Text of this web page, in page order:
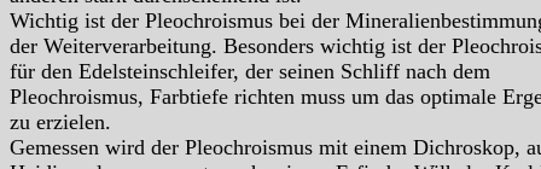
Wichtig ist der Pleochroismus bei der
der Weiterverarbeitung. Besonders wichtig ist der
für den Edelsteinschleifer, der seinen Schliff nach dem
Pleochroismus, Farbtiefe richten muss um das optimale
zu erzielen.
Gemessen wird der Pleochroismus mit einem Dichroskop,